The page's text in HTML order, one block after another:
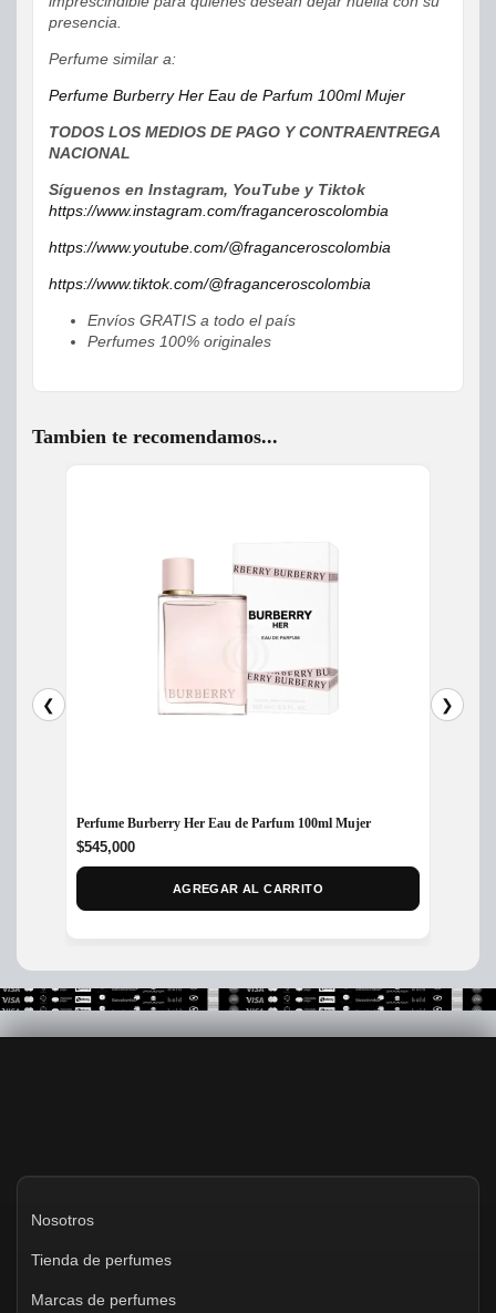
presencia.
Perfume similar a:
Perfume Burberry Her Eau de Parfum 100ml Mujer
TODOS LOS MEDIOS DE PAGO Y CONTRAENTREGA
NACIONAL
Síguenos en Instagram, YouTube y Tiktok
https://www.instagram.com/fraganceroscolombia
https://www.youtube.com/@fraganceroscolombia
https://www.tiktok.com/@fraganceroscolombia
Envíos GRATIS a todo el país
Perfumes 100% originales
Tambien te recomendamos...
❮
Perfume Burberry Her Eau de Parfum 100ml Mujer
$545,000
AGREGAR AL CARRITO
❯
Nosotros
Tienda de perfumes
Marcas de perfumes